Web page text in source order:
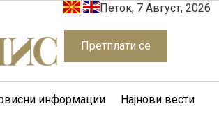
Петок, 7 Август, 2026
Претплати се
информации Најнови вести